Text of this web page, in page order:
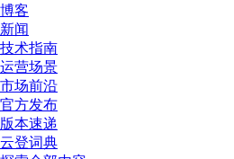
博客
新闻
技术指南
运营场景
市场前沿
官方发布
版本速递
云登词典